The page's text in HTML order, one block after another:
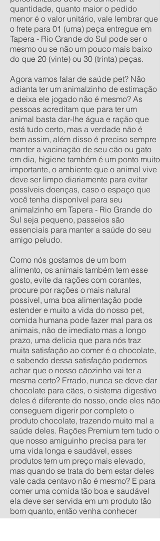
quantidade, quanto maior o pedido
menor é o valor unitário, vale lembrar que
o frete para 01 (uma) peça entregue em
Tapera - Rio Grande do Sul pode ser o
mesmo ou se não um pouco mais baixo
do que 20 (vinte) ou 30 (trinta) peças.
Agora vamos falar de saúde pet? Não
adianta ter um animalzinho de estimação
e deixa ele jogado não é mesmo? As
pessoas acreditam que para ter um
animal basta dar-lhe água e ração que
está tudo certo, mas a verdade não é
bem assim, além disso é preciso sempre
manter a vacinação de seu cão ou gato
em dia, higiene também é um ponto muito
importante, o ambiente que o animal vive
deve ser limpo diariamente para evitar
possíveis doenças, caso o espaço que
você tenha disponível para seu
animalzinho em Tapera - Rio Grande do
Sul seja pequeno, passeios são
essenciais para manter a saúde do seu
amigo peludo.
Como nós gostamos de um bom
alimento, os animais também tem esse
gosto, evite da rações com corantes,
procure por rações o mais natural
possível, uma boa alimentação pode
estender e muito a vida do nosso pet,
comida humana pode fazer mal para os
animais, não de imediato mas a longo
prazo, uma delicia que para nós traz
muita satisfação ao comer é o chocolate,
e sabendo dessa satisfação podemos
achar que o nosso cãozinho vai ter a
mesma certo? Errado, nunca se deve dar
chocolate para cães, o sistema digestivo
deles é diferente do nosso, onde eles não
conseguem digerir por completo o
produto chocolate, trazendo muito mal a
saúde deles. Rações Premium tem tudo o
que nosso amiguinho precisa para ter
uma vida longa e saudável, esses
produtos tem um preço mais elevado,
mas quando se trata do bem estar deles
vale cada centavo não é mesmo? E para
comer uma comida tão boa e saudável
ela deve ser servida em um produto tão
bom quanto, então venha conhecer
nossa linha de comedouros